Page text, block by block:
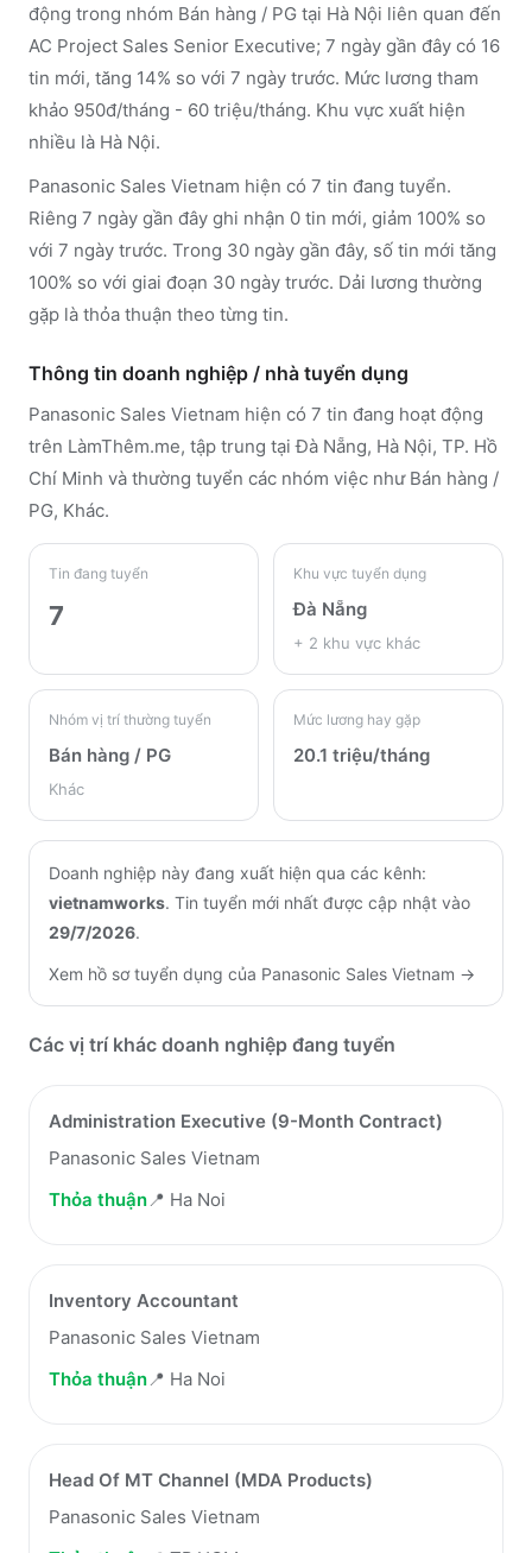
động trong nhóm Bán hàng / PG tại Hà Nội liên quan đến
AC Project Sales Senior Executive; 7 ngày gần đây có 16
tin mới, tăng 14% so với 7 ngày trước. Mức lương tham
khảo 950đ/tháng - 60 triệu/tháng. Khu vực xuất hiện
nhiều là Hà Nội.
Panasonic Sales Vietnam hiện có 7 tin đang tuyển.
Riêng 7 ngày gần đây ghi nhận 0 tin mới, giảm 100% so
với 7 ngày trước. Trong 30 ngày gần đây, số tin mới tăng
100% so với giai đoạn 30 ngày trước. Dải lương thường
gặp là thỏa thuận theo từng tin.
Thông tin doanh nghiệp / nhà tuyển dụng
Panasonic Sales Vietnam hiện có 7 tin đang hoạt động
trên LàmThêm.me, tập trung tại Đà Nẵng, Hà Nội, TP. Hồ
Chí Minh và thường tuyển các nhóm việc như Bán hàng /
PG, Khác.
Tin đang tuyển
7
Khu vực tuyển dụng
Đà Nẵng
+ 2 khu vực khác
Nhóm vị trí thường tuyển
Bán hàng / PG
Khác
Mức lương hay gặp
20.1 triệu/tháng
Doanh nghiệp này đang xuất hiện qua các kênh:
vietnamworks. Tin tuyển mới nhất được cập nhật vào
29/7/2026.
Xem hồ sơ tuyển dụng của Panasonic Sales Vietnam →
Các vị trí khác doanh nghiệp đang tuyển
Administration Executive (9-Month Contract)
Panasonic Sales Vietnam
Thỏa thuận📍 Ha Noi
Inventory Accountant
Panasonic Sales Vietnam
Thỏa thuận📍 Ha Noi
Head Of MT Channel (MDA Products)
Panasonic Sales Vietnam